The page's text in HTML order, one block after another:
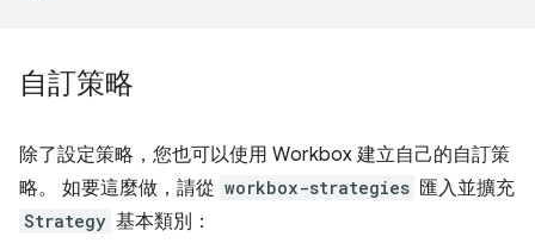
自訂策略
除了設定策略，您也可以使用 Workbox 建立自己的自訂策
略。 如要這麼做，請從 workbox-strategies 匯入並擴充
Strategy 基本類別：